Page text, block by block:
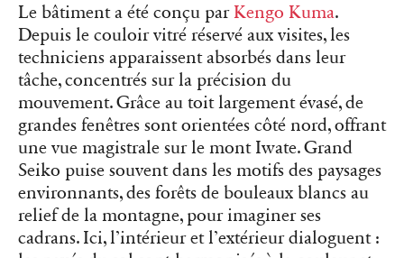
Le bâtiment a été conçu par Kengo Kuma.
Depuis le couloir vitré réservé aux visites, les
techniciens apparaissent absorbés dans leur
tâche, concentrés sur la précision du
mouvement. Grâce au toit largement évasé, de
grandes fenêtres sont orientées côté nord, offrant
une vue magistrale sur le mont Iwate. Grand
Seiko puise souvent dans les motifs des paysages
environnants, des forêts de bouleaux blancs au
relief de la montagne, pour imaginer ses
cadrans. Ici, l’intérieur et l’extérieur dialoguent :